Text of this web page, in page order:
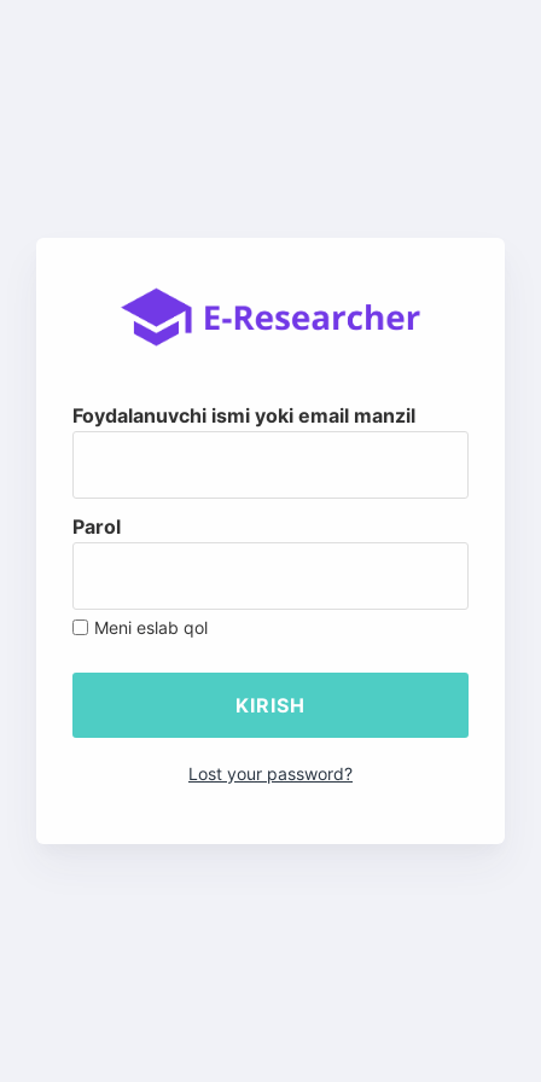
Foydalanuvchi ismi yoki email manzil
Parol
Meni eslab qol
Lost your password?